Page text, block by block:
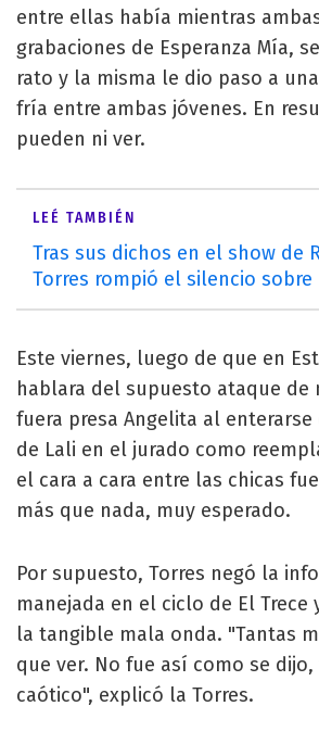
entre ellas había mientras
grabaciones de Esperanza Mía,
rato y la misma le dio paso a
fría entre ambas jóvenes. En
pueden ni ver.
LEÉ TAMBIÉN
Tras sus dichos en el show de
Torres rompió el silencio sobre
Este viernes, luego de que en
hablara del supuesto ataque de
fuera presa Angelita al enterarse
de Lali en el jurado como
el cara a cara entre las chicas
más que nada, muy esperado.
Por supuesto, Torres negó la
manejada en el ciclo de El Trece
la tangible mala onda. "Tantas
que ver. No fue así como se
caótico", explicó la Torres.